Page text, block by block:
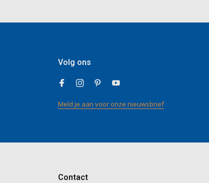
Volg ons
Meld je aan voor onze nieuwsbrief
Contact